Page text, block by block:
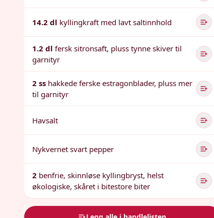
14.2 dl kyllingkraft med lavt saltinnhold
1.2 dl fersk sitronsaft, pluss tynne skiver til
garnityr
2 ss hakkede ferske estragonblader, pluss mer
til garnityr
Havsalt
Nykvernet svart pepper
2 benfrie, skinnløse kyllingbryst, helst
økologiske, skåret i bitestore biter